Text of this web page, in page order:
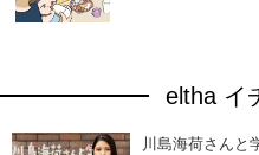
eltha イ
川島海荷さんと